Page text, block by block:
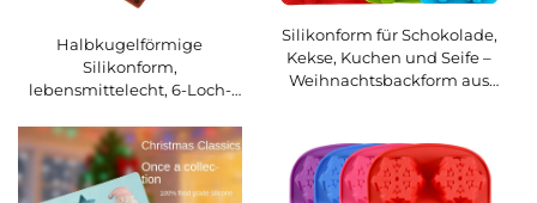
Halbkugelförmige
Silikonform,
lebensmittelecht, 6-Loch-
Küchen-Silikonbackform für
Schokoladenkuchen
Silikonform für Schokolade,
Kekse, Kuchen und Seife –
Weihnachtsbackform aus